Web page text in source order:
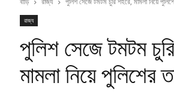
রাজ্য
পুলিশ সেজে টমটম
মামলা নিয়ে পুলিশের